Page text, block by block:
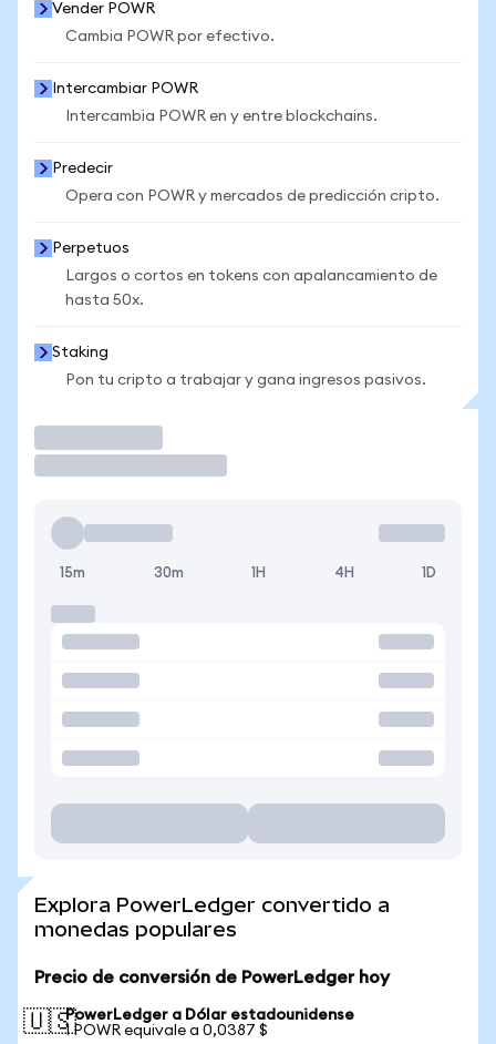
Vender POWR
Cambia POWR por efectivo.
Intercambiar POWR
Intercambia POWR en y entre blockchains.
Predecir
Opera con POWR y mercados de predicción cripto.
Perpetuos
Largos o cortos en tokens con apalancamiento de
hasta 50x.
Staking
Pon tu cripto a trabajar y gana ingresos pasivos.
15m 30m 1H 4H 1D
Explora PowerLedger convertido a
monedas populares
Precio de conversión de PowerLedger hoy
🇺🇸PowerLedger a Dólar estadounidense
1 POWR equivale a 0,0387 $